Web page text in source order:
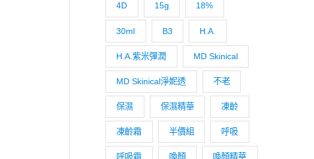
4D 15g 18%
30ml B3 H.A.
H.A.紫米彈潤 MD Skinical
MD Skinical淨妮透 不老
保濕 保濕精華 凍齡
凍齡霜 半價組 呼吸
呼吸霜 喚顏 喚顏精華